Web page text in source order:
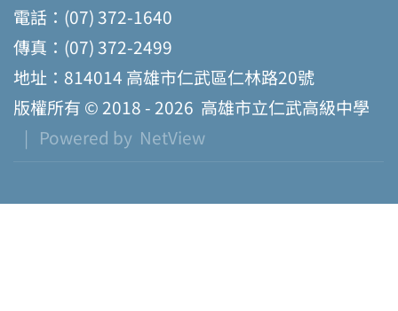
電話：(07) 372-1640
傳真：(07) 372-2499
地址：814014 高雄市仁武區仁林路20號
版權所有 © 2018 - 2026 高雄市立仁武高級中學
| Powered by NetView